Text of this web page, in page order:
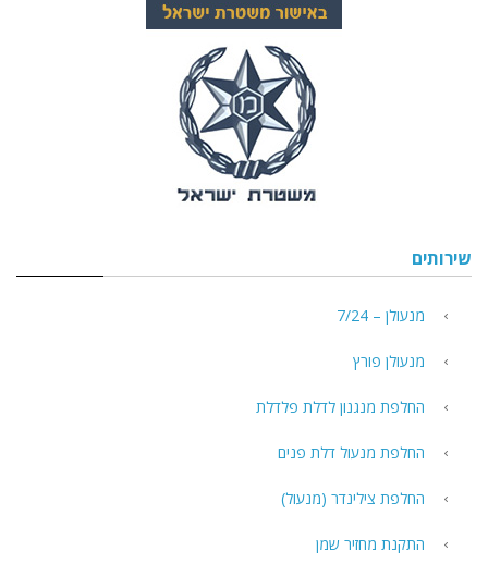
שירותים
מנעולן – 7/24
מנעולן פורץ
החלפת מנגנון לדלת פלדלת
החלפת מנעול דלת פנים
החלפת צילינדר (מנעול)
התקנת מחזיר שמן